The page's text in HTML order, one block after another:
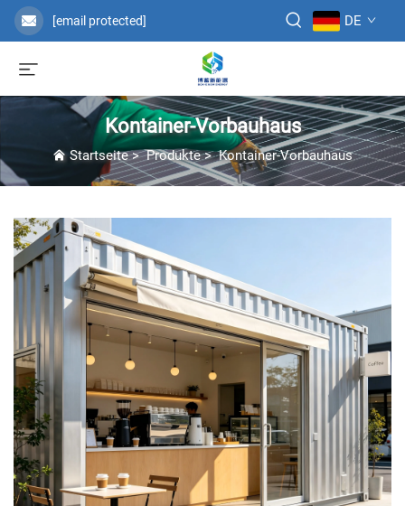
[email protected] DE
Kontainer-Vorbauhaus
Startseite>Produkte>Kontainer-Vorbauhaus